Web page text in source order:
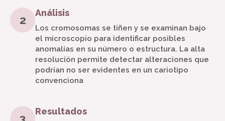
2
Análisis
Los cromosomas se tiñen y se examinan bajo
el microscopio para identificar posibles
anomalías en su número o estructura. La alta
resolución permite detectar alteraciones que
podrían no ser evidentes en un cariotipo
convenciona
3
Resultados